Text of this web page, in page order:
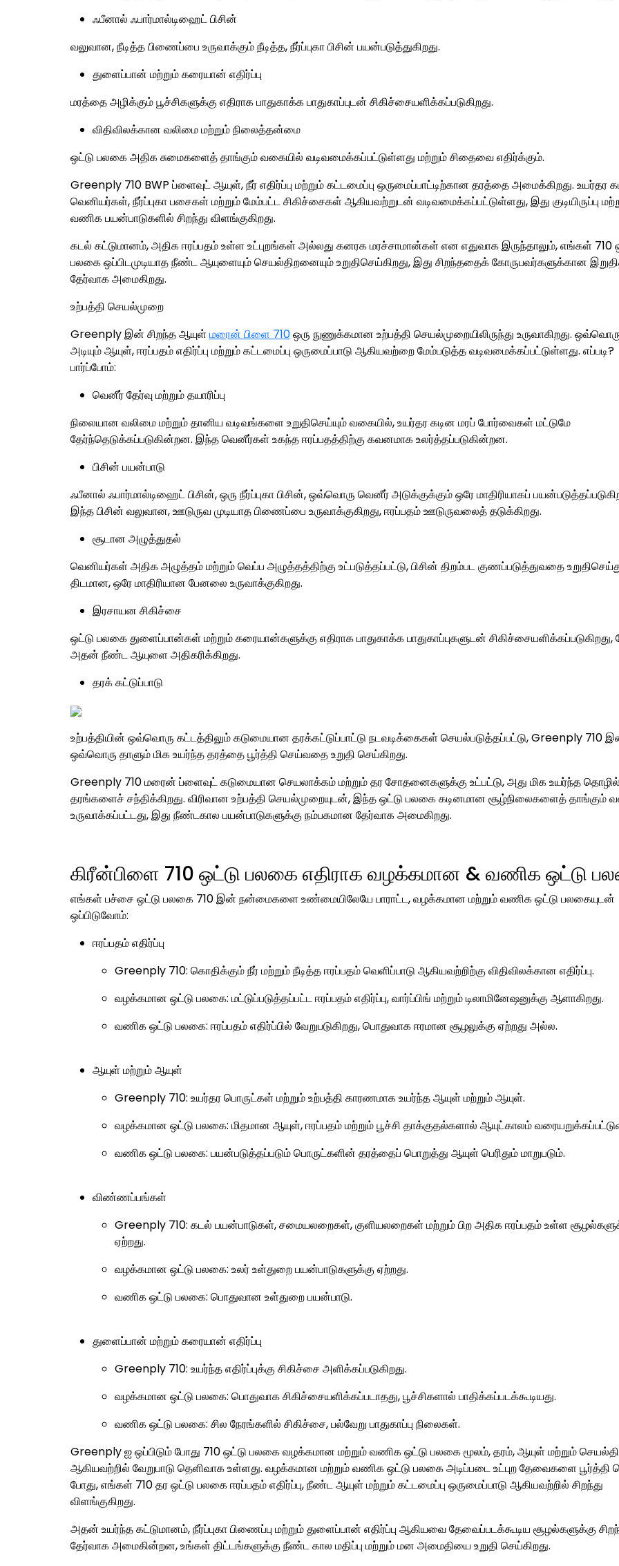
ஃபீனால் ஃபார்மால்டிஹைட் பிசின்
வலுவான, நீடித்த பிணைப்பை உருவாக்கும் நீடித்த, நீர்ப்புகா பிசின் பயன்படுத்துகிறது.
துளைப்பான் மற்றும் கரையான் எதிர்ப்பு
மரத்தை அழிக்கும் பூச்சிகளுக்கு எதிராக பாதுகாக்க பாதுகாப்புடன் சிகிச்சையளிக்கப்படுகிறது.
விதிவிலக்கான வலிமை மற்றும் நிலைத்தன்மை
ஒட்டு பலகை அதிக சுமைகளைத் தாங்கும் வகையில் வடிவமைக்கப்பட்டுள்ளது மற்றும் சிதைவை எதிர்க்கும்.
Greenply 710 BWP ப்ளைவுட் ஆயுள், நீர் எதிர்ப்பு மற்றும் கட்டமைப்பு ஒருமைப்பாட்டிற்கான தரத்தை அமைக்கிறது. உயர்தர
வெனியர்கள், நீர்ப்புகா பசைகள் மற்றும் மேம்பட்ட சிகிச்சைகள் ஆகியவற்றுடன் வடிவமைக்கப்பட்டுள்ளது, இது குடியிருப்பு
வணிக பயன்பாடுகளில் சிறந்து விளங்குகிறது.
கடல் கட்டுமானம், அதிக ஈரப்பதம் உள்ள உட்புறங்கள் அல்லது கனரக மரச்சாமான்கள் என எதுவாக இருந்தாலும், எங்கள் 710
பலகை ஒப்பிடமுடியாத நீண்ட ஆயுளையும் செயல்திறனையும் உறுதிசெய்கிறது, இது சிறந்ததைக் கோருபவர்களுக்கான
தேர்வாக அமைகிறது.
உற்பத்தி செயல்முறை
Greenply இன் சிறந்த ஆயுள் மரைன் பிளை 710ஒரு நுணுக்கமான உற்பத்தி செயல்முறையிலிருந்து உருவாகிறது.
அடியும் ஆயுள், ஈரப்பதம் எதிர்ப்பு மற்றும் கட்டமைப்பு ஒருமைப்பாடு ஆகியவற்றை மேம்படுத்த வடிவமைக்கப்பட்டுள்ளது. எப்படி?
பார்ப்போம்:
வெனீர் தேர்வு மற்றும் தயாரிப்பு
நிலையான வலிமை மற்றும் தானிய வடிவங்களை உறுதிசெய்யும் வகையில், உயர்தர கடின மரப் போர்வைகள் மட்டுமே
தேர்ந்தெடுக்கப்படுகின்றன. இந்த வெனீர்கள் உகந்த ஈரப்பதத்திற்கு கவனமாக உலர்த்தப்படுகின்றன.
பிசின் பயன்பாடு
ஃபீனால் ஃபார்மால்டிஹைட் பிசின், ஒரு நீர்ப்புகா பிசின், ஒவ்வொரு வெனீர் அடுக்குக்கும் ஒரே மாதிரியாகப்
இந்த பிசின் வலுவான, ஊடுருவ முடியாத பிணைப்பை உருவாக்குகிறது, ஈரப்பதம் ஊடுருவலைத் தடுக்கிறது.
சூடான அழுத்துதல்
வெனியர்கள் அதிக அழுத்தம் மற்றும் வெப்ப அழுத்தத்திற்கு உட்படுத்தப்பட்டு, பிசின் திறம்பட குணப்படுத்துவதை
திடமான, ஒரே மாதிரியான பேனலை உருவாக்குகிறது.
இரசாயன சிகிச்சை
ஒட்டு பலகை துளைப்பான்கள் மற்றும் கரையான்களுக்கு எதிராக பாதுகாக்க பாதுகாப்புகளுடன் சிகிச்சையளிக்கப்படுகிறது,
அதன் நீண்ட ஆயுளை அதிகரிக்கிறது.
தரக் கட்டுப்பாடு
உற்பத்தியின் ஒவ்வொரு கட்டத்திலும் கடுமையான தரக்கட்டுப்பாட்டு நடவடிக்கைகள் செயல்படுத்தப்பட்டு, Greenply 710
ஒவ்வொரு தாளும் மிக உயர்ந்த தரத்தை பூர்த்தி செய்வதை உறுதி செய்கிறது.
Greenply 710 மரைன் ப்ளைவுட் கடுமையான செயலாக்கம் மற்றும் தர சோதனைகளுக்கு உட்பட்டு, அது மிக உயர்ந்த
தரங்களைச் சந்திக்கிறது. விரிவான உற்பத்தி செயல்முறையுடன், இந்த ஒட்டு பலகை கடினமான சூழ்நிலைகளைத் தாங்கும்
உருவாக்கப்பட்டது, இது நீண்டகால பயன்பாடுகளுக்கு நம்பகமான தேர்வாக அமைகிறது.
கிரீன்பிளை 710 ஒட்டு பலகை எதிராக வழக்கமான & வணிக ஒட்டு
எங்கள் பச்சை ஒட்டு பலகை 710 இன் நன்மைகளை உண்மையிலேயே பாராட்ட, வழக்கமான மற்றும் வணிக ஒட்டு பலகையுடன்
ஒப்பிடுவோம்:
ஈரப்பதம் எதிர்ப்பு
Greenply 710: கொதிக்கும் நீர் மற்றும் நீடித்த ஈரப்பதம் வெளிப்பாடு ஆகியவற்றிற்கு விதிவிலக்கான எதிர்ப்பு.
வழக்கமான ஒட்டு பலகை: மட்டுப்படுத்தப்பட்ட ஈரப்பதம் எதிர்ப்பு, வார்ப்பிங் மற்றும் டிலாமினேஷனுக்கு ஆளாகிறது.
வணிக ஒட்டு பலகை: ஈரப்பதம் எதிர்ப்பில் வேறுபடுகிறது, பொதுவாக ஈரமான சூழலுக்கு ஏற்றது அல்ல.
ஆயுள் மற்றும் ஆயுள்
Greenply 710: உயர்தர பொருட்கள் மற்றும் உற்பத்தி காரணமாக உயர்ந்த ஆயுள் மற்றும் ஆயுள்.
வழக்கமான ஒட்டு பலகை: மிதமான ஆயுள், ஈரப்பதம் மற்றும் பூச்சி தாக்குதல்களால் ஆயுட்காலம்
வணிக ஒட்டு பலகை: பயன்படுத்தப்படும் பொருட்களின் தரத்தைப் பொறுத்து ஆயுள் பெரிதும் மாறுபடும்.
விண்ணப்பங்கள்
Greenply 710: கடல் பயன்பாடுகள், சமையலறைகள், குளியலறைகள் மற்றும் பிற அதிக ஈரப்பதம் உள்ள
ஏற்றது.
வழக்கமான ஒட்டு பலகை: உலர் உள்துறை பயன்பாடுகளுக்கு ஏற்றது.
வணிக ஒட்டு பலகை: பொதுவான உள்துறை பயன்பாடு.
துளைப்பான் மற்றும் கரையான் எதிர்ப்பு
Greenply 710: உயர்ந்த எதிர்ப்புக்கு சிகிச்சை அளிக்கப்படுகிறது.
வழக்கமான ஒட்டு பலகை: பொதுவாக சிகிச்சையளிக்கப்படாதது, பூச்சிகளால் பாதிக்கப்படக்கூடியது.
வணிக ஒட்டு பலகை: சில நேரங்களில் சிகிச்சை, பல்வேறு பாதுகாப்பு நிலைகள்.
Greenply ஐ ஒப்பிடும் போது 710 ஒட்டு பலகைவழக்கமான மற்றும் வணிக ஒட்டு பலகை மூலம், தரம், ஆயுள் மற்றும்
ஆகியவற்றில் வேறுபாடு தெளிவாக உள்ளது. வழக்கமான மற்றும் வணிக ஒட்டு பலகை அடிப்படை உட்புற தேவைகளை பூர்த்தி
போது, ​​எங்கள் 710 தர ஒட்டு பலகை ஈரப்பதம் எதிர்ப்பு, நீண்ட ஆயுள் மற்றும் கட்டமைப்பு ஒருமைப்பாடு ஆகியவற்றில் சிறந்து
விளங்குகிறது.
அதன் உயர்ந்த கட்டுமானம், நீர்ப்புகா பிணைப்பு மற்றும் துளைப்பான் எதிர்ப்பு ஆகியவை தேவைப்படக்கூடிய சூழல்களுக்கு
தேர்வாக அமைகின்றன, உங்கள் திட்டங்களுக்கு நீண்ட கால மதிப்பு மற்றும் மன அமைதியை உறுதி செய்கிறது.